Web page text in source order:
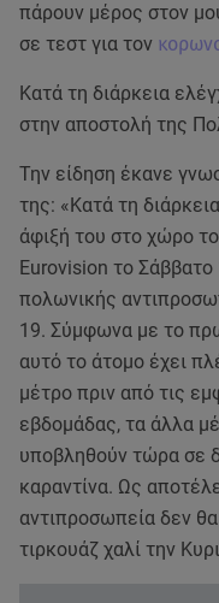
πάρουν μέρος στον
σε τεστ για τον
Κατά τη διάρκεια
στην αποστολή της
Την είδηση έκανε
της: «Κατά τη
άφιξή του στο χώρο
Eurovision το
πολωνικής
19. Σύμφωνα με το
αυτό το άτομο έχει
μέτρο πριν από τις
εβδομάδας, τα άλλα
υποβληθούν τώρα σε
καραντίνα. Ως
αντιπροσωπεία δεν
τιρκουάζ χαλί την